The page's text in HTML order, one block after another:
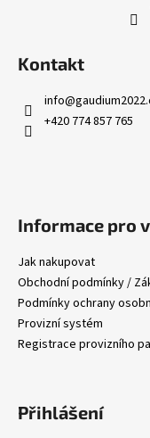
Kontakt
info@
+420 774 857 765
Informace pro
Jak nakupovat
Obchodní podmínky /
Podmínky ochrany
Provizní systém
Registrace provizního
Přihlášení